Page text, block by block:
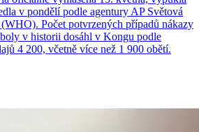
v pondělí podle agentury AP Světová
Počet potvrzených případů nákazy
v historii dosáhl v Kongu podle
4 200, včetně více než 1 900 obětí.